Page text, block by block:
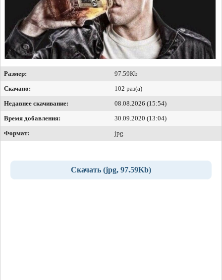
Размер:
97.59Kb
Скачано:
102 раз(а)
Недавнее скачивание:
08.08.2026 (15:54)
Время добавления:
30.09.2020 (13:04)
Формат:
jpg
Скачать (jpg, 97.59Kb)